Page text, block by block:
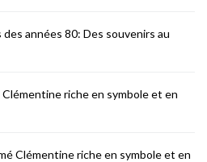
des années 80: Des souvenirs au
Clémentine riche en symbole et en
Clémentine riche en symbole et en